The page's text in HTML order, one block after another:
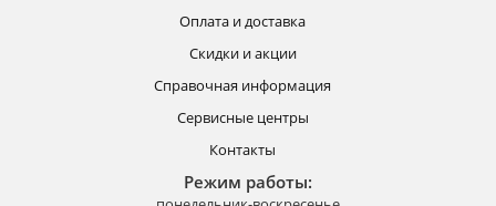
Оплата и доставка
Скидки и акции
Справочная информация
Сервисные центры
Контакты
Режим работы: